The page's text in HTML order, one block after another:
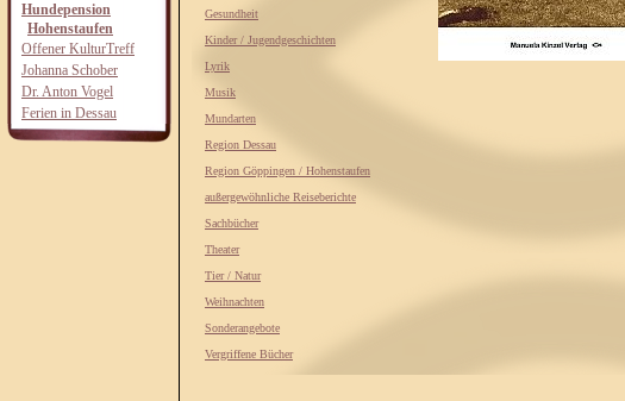
Hundepension
Hohenstaufen
Offener KulturTreff
Johanna Schober
Dr. Anton Vogel
Ferien in Dessau
Gesundheit
Kinder / Jugendgeschichten
Lyrik
Musik
Mundarten
Region Dessau
Region Göppingen / Hohenstaufen
außergewöhnliche Reiseberichte
Sachbücher
Theater
Tier / Natur
Weihnachten
Sonderangebote
Vergriffene Bücher